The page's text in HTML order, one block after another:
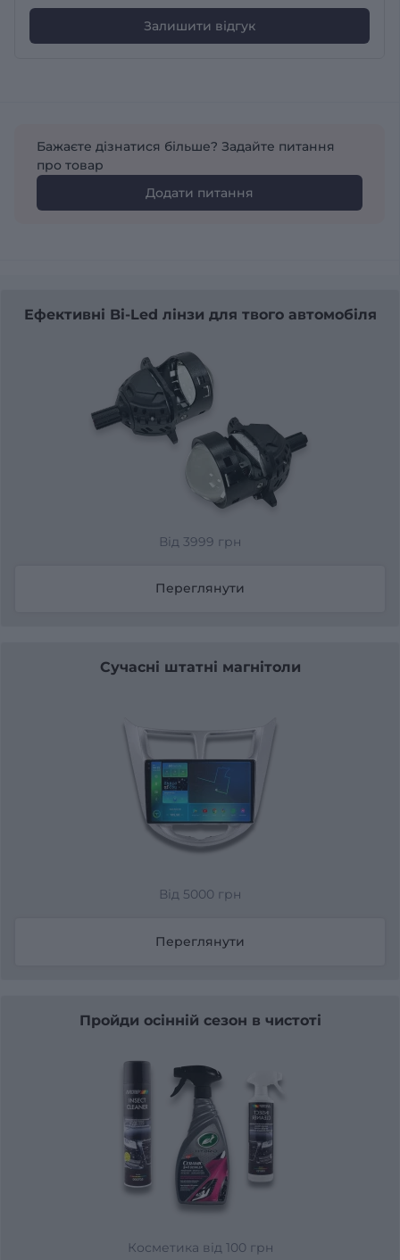
Залишити відгук
Бажаєте дізнатися більше? Задайте питання
про товар
Додати питання
Ефективні Bi-Led лінзи для твого автомобіля
Від 3999 грн
Переглянути
Сучасні штатні магнітоли
Від 5000 грн
Переглянути
Пройди осінній сезон в чистоті
Косметика від 100 грн